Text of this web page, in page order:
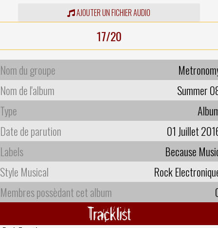
AJOUTER UN FICHIER AUDIO
17/20
Nom du groupe
Nom de l'album
Summer
Type
Date de parution
01 Juillet
Labels
Because
Style Musical
Rock
Membres possèdant cet album
Tracklist